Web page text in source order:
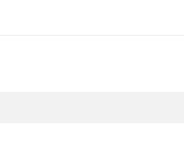
afsluiten als de verf volledig